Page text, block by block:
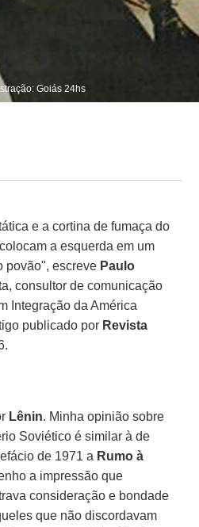
Goiás 24hs
e a cortina de fumaça do
a esquerda em um
povão", escreve Paulo
consultor de comunicação
Integração da América
publicado por Revista
Lênin. Minha opinião sobre
Soviético é similar à de
de 1971 a Rumo à
a impressão que
consideração e bondade
que não discordavam